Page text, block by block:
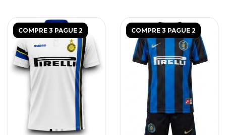
COMPRE 3 PAGUE 2 COMPRE 3 PAGUE 2